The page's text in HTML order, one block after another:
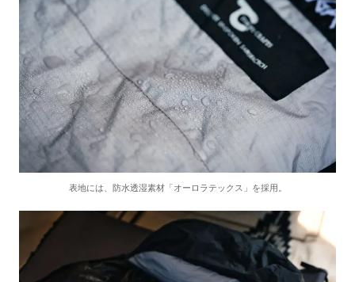
表地には、防水透湿素材「オーロラテックス」を採用。